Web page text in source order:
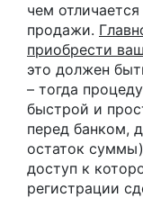
чем
продажи.
приобрести
это должен
– тогда
быстрой и
перед банком,
остаток
доступ к
регистрации